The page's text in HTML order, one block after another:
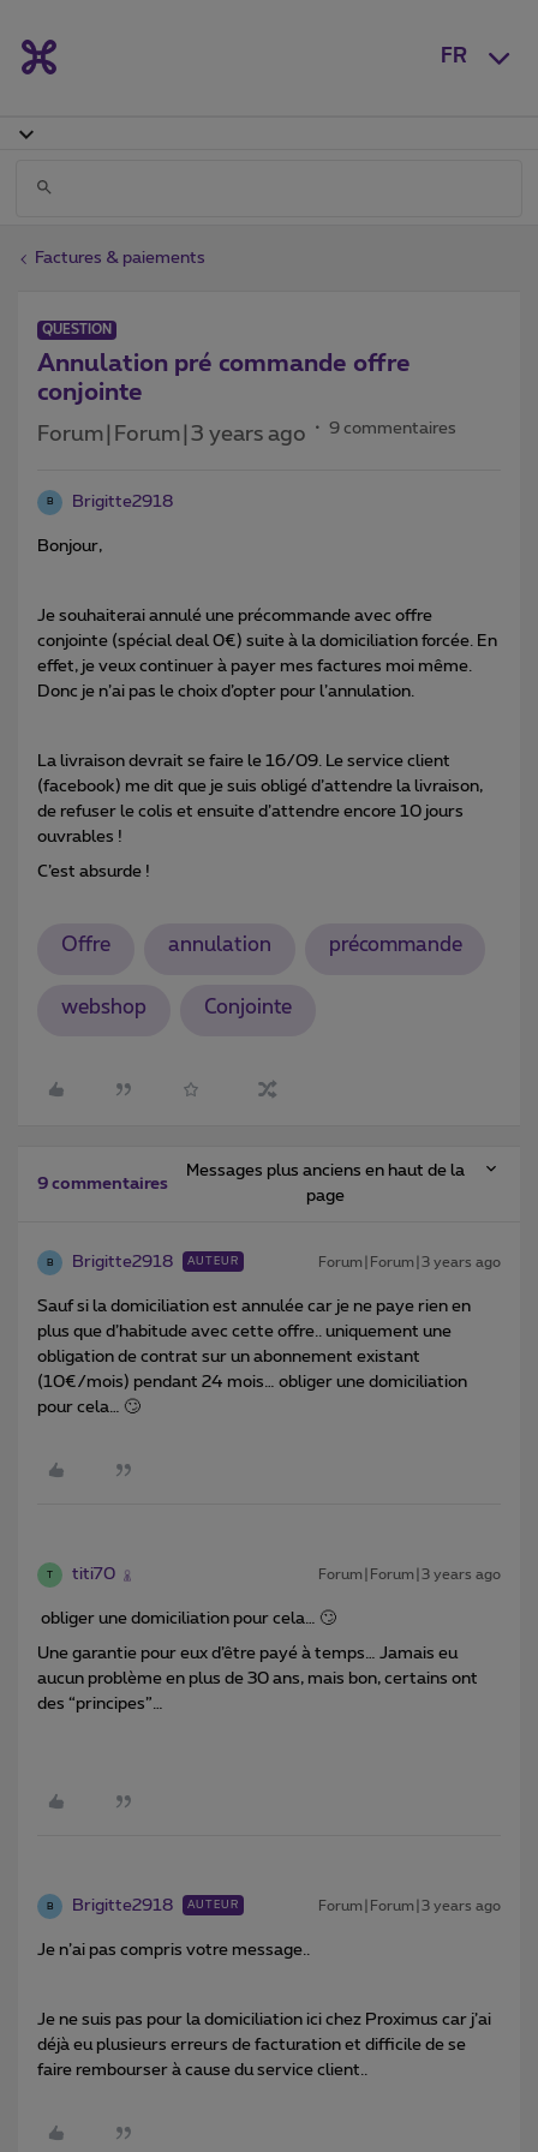
FR
Factures & paiements
QUESTION
Annulation pré commande offre
conjointe
Forum|Forum|3 years ago 9 commentaires
B Brigitte2918
Bonjour,
Je souhaiterai annulé une précommande avec offre
conjointe (spécial deal 0€) suite à la domiciliation forcée. En
effet, je veux continuer à payer mes factures moi même.
Donc je n’ai pas le choix d’opter pour l’annulation.
La livraison devrait se faire le 16/09. Le service client
(facebook) me dit que je suis obligé d’attendre la livraison,
de refuser le colis et ensuite d’attendre encore 10 jours
ouvrables !
C’est absurde !
Offre annulation précommande
webshop Conjointe
9 commentaires
Messages plus anciens en haut de la
page
B Brigitte2918 AUTEUR Forum|Forum|3 years ago
Sauf si la domiciliation est annulée car je ne paye rien en
plus que d’habitude avec cette offre.. uniquement une
obligation de contrat sur un abonnement existant
(10€/mois) pendant 24 mois… obliger une domiciliation
pour cela… 🙄
titi70 Forum|Forum|3 years ago
obliger une domiciliation pour cela… 🙄
Une garantie pour eux d’être payé à temps… Jamais eu
aucun problème en plus de 30 ans, mais bon, certains ont
des “principes”…
B Brigitte2918 AUTEUR Forum|Forum|3 years ago
Je n’ai pas compris votre message..
Je ne suis pas pour la domiciliation ici chez Proximus car j’ai
déjà eu plusieurs erreurs de facturation et difficile de se
faire rembourser à cause du service client..